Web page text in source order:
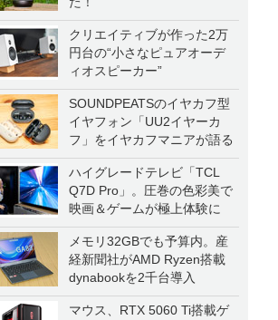
クリエイティブが作った2万
円台の“小さなピュアオーデ
ィオスピーカー”
SOUNDPEATSのイヤカフ型
イヤフォン「UU2イヤーカ
フ」をイヤカフマニアが語る
ハイグレードテレビ「TCL
Q7D Pro」。圧巻の色彩美で
映画＆ゲームが極上体験に
メモリ32GBでも予算内。産
経新聞社がAMD Ryzen搭載
dynabookを2千台導入
マウス、RTX 5060 Ti搭載ゲ